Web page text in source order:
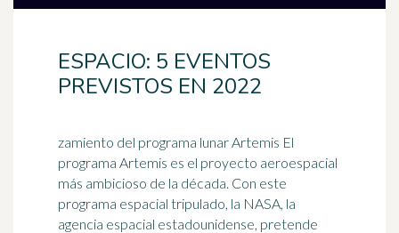
ESPACIO: 5 EVENTOS
PREVISTOS EN 2022
zamiento del programa lunar Artemis El
programa Artemis es el proyecto aeroespacial
más ambicioso de la década. Con este
programa espacial tripulado, la NASA, la
agencia espacial estadounidense, pretende